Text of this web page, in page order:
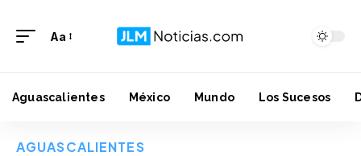
Aa
Aguascalientes México Mundo Los Sucesos
AGUASCALIENTES